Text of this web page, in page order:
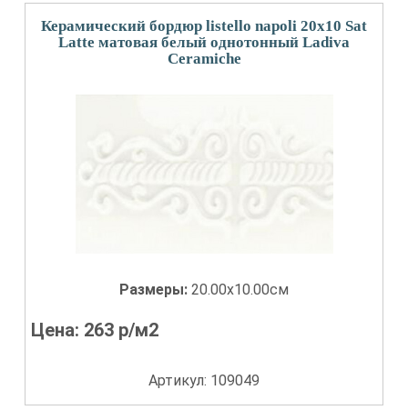
Керамический бордюр listello napoli 20x10 Sat
Latte матовая белый однотонный Ladiva
Сeramiche
Размеры: 20.00x10.00см
Цена: 263 р/м2
Артикул: 109049